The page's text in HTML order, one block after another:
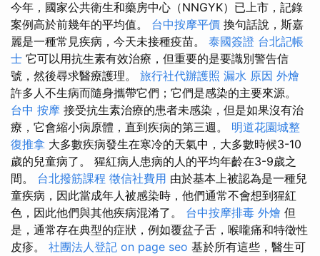
今年，國家公共衛生和藥房中心（NNGYK）已上市，記錄
案例高於前幾年的平均值。 台中按摩平價 換句話說，斯嘉
麗是一種常見疾病，今天未接種疫苗。 泰國簽證 台北記帳
士 它可以用抗生素有效治療，但重要的是要識別警告信
號，然後尋求醫療護理。 旅行社代辦護照 漏水 原因 外燴
許多人不生病而隨身攜帶它們；它們是感染的主要來源。
台中 按摩 接受抗生素治療的患者未感染，但是如果沒有治
療，它會縮小病原體，直到疾病的第三週。 明道花園城整
復推拿 大多數疾病發生在寒冷的天氣中，大多數時候3-10
歲的兒童病了。 猩紅病人患病的人的平均年齡在3-9歲之
間。 台北撥筋課程 徵信社費用 由於基本上被認為是一種兒
童疾病，因此當成年人被感染時，他們通常不會想到猩紅
色，因此他們與其他疾病混淆了。 台中按摩排毒 外燴 但
是，通常存在典型的症狀，例如覆盆子舌，喉嚨痛和特徵性
皮疹。 社團法人登記 on page seo 基於所有這些，醫生可